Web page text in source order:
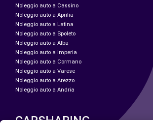
Noleggio auto a Cassino
Noleggio auto a Aprilia
Noleggio auto a Latina
Noleggio auto a Spoleto
Noleggio auto a Alba
Noleggio auto a Imperia
Noleggio auto a Cormano
Noleggio auto a Varese
Noleggio auto a Arezzo
Noleggio auto a Andria